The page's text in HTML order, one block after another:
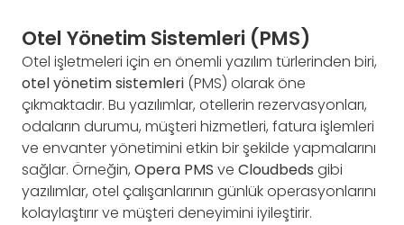
Otel Yönetim Sistemleri (PMS)
Otel işletmeleri için en önemli yazılım türlerinden biri,
otel yönetim sistemleri (PMS) olarak öne
çıkmaktadır. Bu yazılımlar, otellerin rezervasyonları,
odaların durumu, müşteri hizmetleri, fatura işlemleri
ve envanter yönetimini etkin bir şekilde yapmalarını
sağlar. Örneğin, Opera PMS ve Cloudbeds gibi
yazılımlar, otel çalışanlarının günlük operasyonlarını
kolaylaştırır ve müşteri deneyimini iyileştirir.